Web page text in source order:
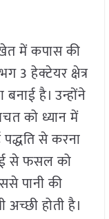
में कपास की
3 हेक्टेयर क्षेत्र
है। उन्होंने
को ध्यान में
से करना
से फसल को
पानी की
होती है।